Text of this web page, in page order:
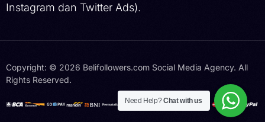
Instagram dan Twitter Ads).
Copyright: © 2026 Belifollowers.com Social Media Agency. All
Rights Reserved.
Hubungi Kami
Need Help?Chat with us